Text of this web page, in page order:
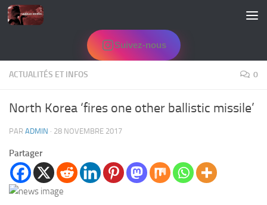
Skip to content
Suivez-nous
ACTUALITÉS ET INFOS 0
North Korea ‘fires one other ballistic missile’
PAR ADMIN · 28 NOVEMBRE 2017
Partager